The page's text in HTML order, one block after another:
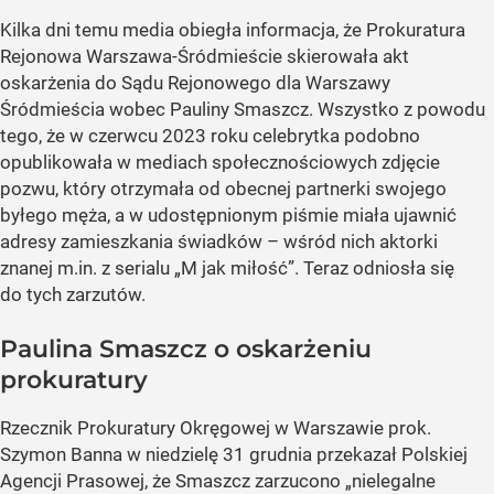
Kilka dni temu media obiegła informacja, że Prokuratura
Rejonowa Warszawa-Śródmieście skierowała akt
oskarżenia do Sądu Rejonowego dla Warszawy
Śródmieścia wobec Pauliny Smaszcz. Wszystko z powodu
tego, że w czerwcu 2023 roku celebrytka podobno
opublikowała w mediach społecznościowych zdjęcie
pozwu, który otrzymała od obecnej partnerki swojego
byłego męża, a w udostępnionym piśmie miała ujawnić
adresy zamieszkania świadków – wśród nich aktorki
znanej m.in. z serialu „M jak miłość”. Teraz odniosła się
do tych zarzutów.
Paulina Smaszcz o oskarżeniu
prokuratury
Rzecznik Prokuratury Okręgowej w Warszawie prok.
Szymon Banna w niedzielę 31 grudnia przekazał Polskiej
Agencji Prasowej, że Smaszcz zarzucono „nielegalne